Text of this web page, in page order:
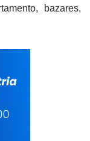
bazares,